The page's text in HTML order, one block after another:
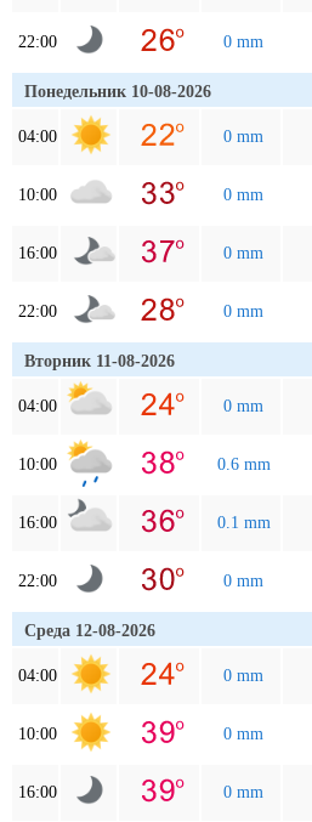
22:00 0 mm
Понедельник 10-08-2026
04:00 0 mm
10:00 0 mm
16:00 0 mm
22:00 0 mm
Вторник 11-08-2026
04:00 0 mm
10:00 0.6 mm
16:00 0.1 mm
22:00 0 mm
Среда 12-08-2026
04:00 0 mm
10:00 0 mm
16:00 0 mm